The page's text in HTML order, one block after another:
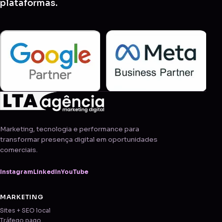
plataformas.
Marketing, tecnologia e performance para
transformar presença digital em oportunidades
comerciais.
Instagram LinkedInYouTube
MARKETING
Sites + SEO local